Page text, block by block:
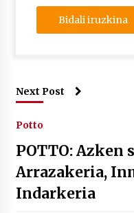
Next Post
Potto
POTTO: Azken
Arrazakeria,
Indarkeria